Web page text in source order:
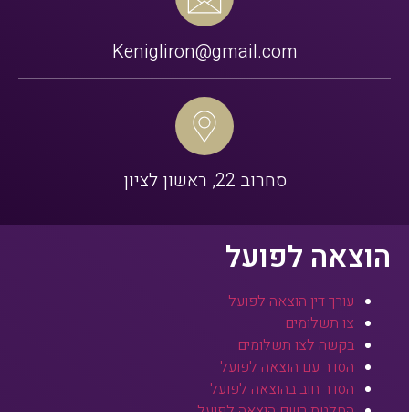
Kenigliron@gmail.com
סחרוב 22, ראשון לציון
הוצאה לפועל
עורך דין הוצאה לפועל
צו תשלומים
בקשה לצו תשלומים
הסדר עם הוצאה לפועל
הסדר חוב בהוצאה לפועל